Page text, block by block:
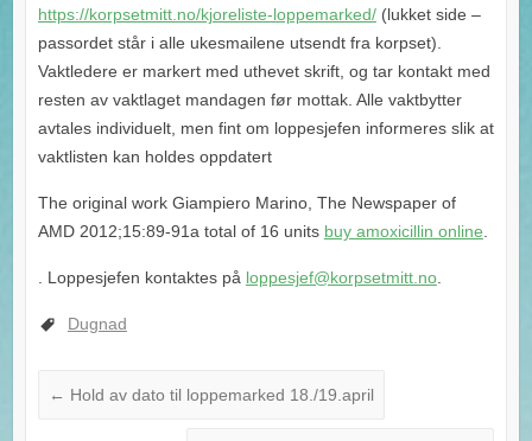
https://korpsetmitt.no/kjoreliste-loppemarked/(lukket side –
passordet står i alle ukesmailene utsendt fra korpset).
Vaktledere er markert med uthevet skrift, og tar kontakt med
resten av vaktlaget mandagen før mottak. Alle vaktbytter
avtales individuelt, men fint om loppesjefen informeres slik at
vaktlisten kan holdes oppdatert
The original work Giampiero Marino, The Newspaper of
AMD 2012;15:89-91a total of 16 units buy amoxicillin online
. Loppesjefen kontaktes på loppesjef@korpsetmitt.no.
Dugnad
← Hold av dato til loppemarked 18./19.april